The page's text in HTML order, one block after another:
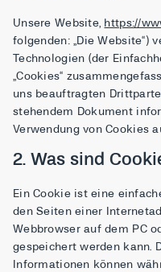
Unsere Website, https://
folgenden: „Die Website“)
Technologien (der
„Cookies“
uns beauftragten
stehendem Dokument
Verwendung von Cookies
2. Was sind
Ein Cookie ist eine
den Seiten einer
Webbrowser auf dem PC
gespeichert werden kann.
Informationen können